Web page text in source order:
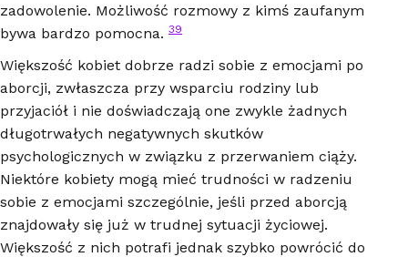
zadowolenie. Możliwość rozmowy z kimś zaufanym
bywa bardzo pomocna. 39
Większość kobiet dobrze radzi sobie z emocjami po
aborcji, zwłaszcza przy wsparciu rodziny lub
przyjaciół i nie doświadczają one zwykle żadnych
długotrwałych negatywnych skutków
psychologicznych w związku z przerwaniem ciąży.
Niektóre kobiety mogą mieć trudności w radzeniu
sobie z emocjami szczególnie, jeśli przed aborcją
znajdowały się już w trudnej sytuacji życiowej.
Większość z nich potrafi jednak szybko powrócić do